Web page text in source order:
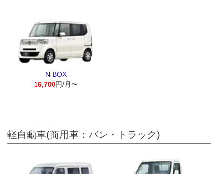
N-BOX
16,700円/月〜
軽自動車(商用車：バン・トラック)